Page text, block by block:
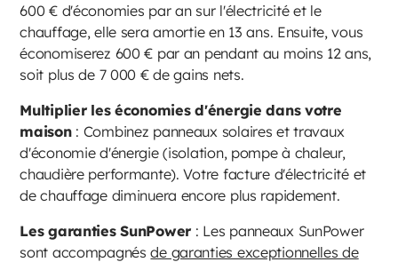
600 € d'économies par an sur l'électricité et le
chauffage, elle sera amortie en 13 ans. Ensuite, vous
économiserez 600 € par an pendant au moins 12 ans,
soit plus de 7 000 € de gains nets.
Multiplier les économies d'énergie dans votre
maison: Combinez panneaux solaires et travaux
d'économie d'énergie (isolation, pompe à chaleur,
chaudière performante). Votre facture d'électricité et
de chauffage diminuera encore plus rapidement.
Les garanties SunPower : Les panneaux SunPower
sont accompagnésde garanties exceptionnelles de